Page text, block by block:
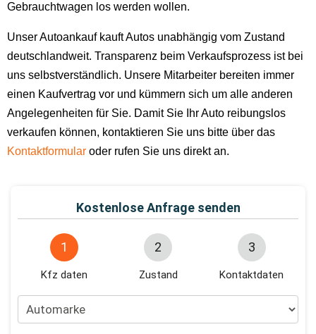
Gebrauchtwagen los werden wollen.
Unser Autoankauf kauft Autos unabhängig vom Zustand
deutschlandweit. Transparenz beim Verkaufsprozess ist bei
uns selbstverständlich. Unsere Mitarbeiter bereiten immer
einen Kaufvertrag vor und kümmern sich um alle anderen
Angelegenheiten für Sie. Damit Sie Ihr Auto reibungslos
verkaufen können, kontaktieren Sie uns bitte über das
Kontaktformular oder rufen Sie uns direkt an.